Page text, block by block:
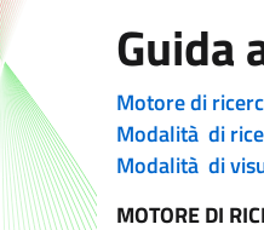
Guida
Motore di
Modalità di
Modalità di
MOTORE DI